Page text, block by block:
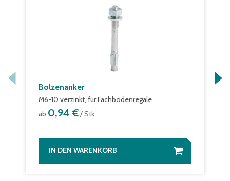
Bolzenanker
M6-10 verzinkt, für Fachbodenregale
ab 0,94 €/ Stk.
IN DEN WARENKORB